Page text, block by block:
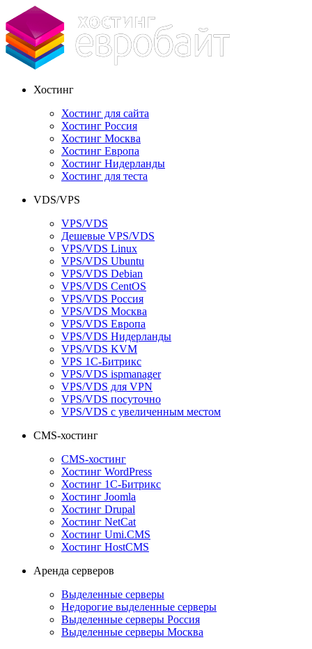
Хостинг
Хостинг для сайта
Хостинг Россия
Хостинг Москва
Хостинг Европа
Хостинг Нидерланды
Хостинг для теста
VDS/VPS
VPS/VDS
Дешевые VPS/VDS
VPS/VDS Linux
VPS/VDS Ubuntu
VPS/VDS Debian
VPS/VDS CentOS
VPS/VDS Россия
VPS/VDS Москва
VPS/VDS Европа
VPS/VDS Нидерланды
VPS/VDS KVM
VPS 1С-Битрикс
VPS/VDS ispmanager
VPS/VDS для VPN
VPS/VDS посуточно
VPS/VDS с увеличенным местом
CMS-хостинг
CMS-хостинг
Хостинг WordPress
Хостинг 1С-Битрикс
Хостинг Joomla
Хостинг Drupal
Хостинг NetCat
Хостинг Umi.CMS
Хостинг HostCMS
Аренда серверов
Выделенные серверы
Недорогие выделенные серверы
Выделенные серверы Россия
Выделенные серверы Москва